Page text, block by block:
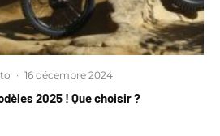
· 16 décembre 2024
2025 ! Que choisir ?